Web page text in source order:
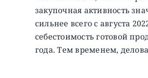
закупочная активность
сильнее всего с августа
себестоимость готовой
года. Тем временем,